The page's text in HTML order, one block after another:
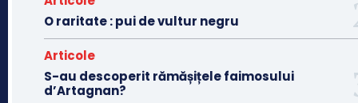
O raritate : pui de vultur negru
Articole
S-au descoperit rămășițele faimosului
d’Artagnan?